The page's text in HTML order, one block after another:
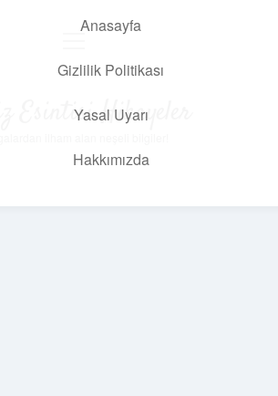
Anasayfa
Gizlilik Politikası
Yasal Uyarı
Hakkımızda
Esintisi Hikayeler